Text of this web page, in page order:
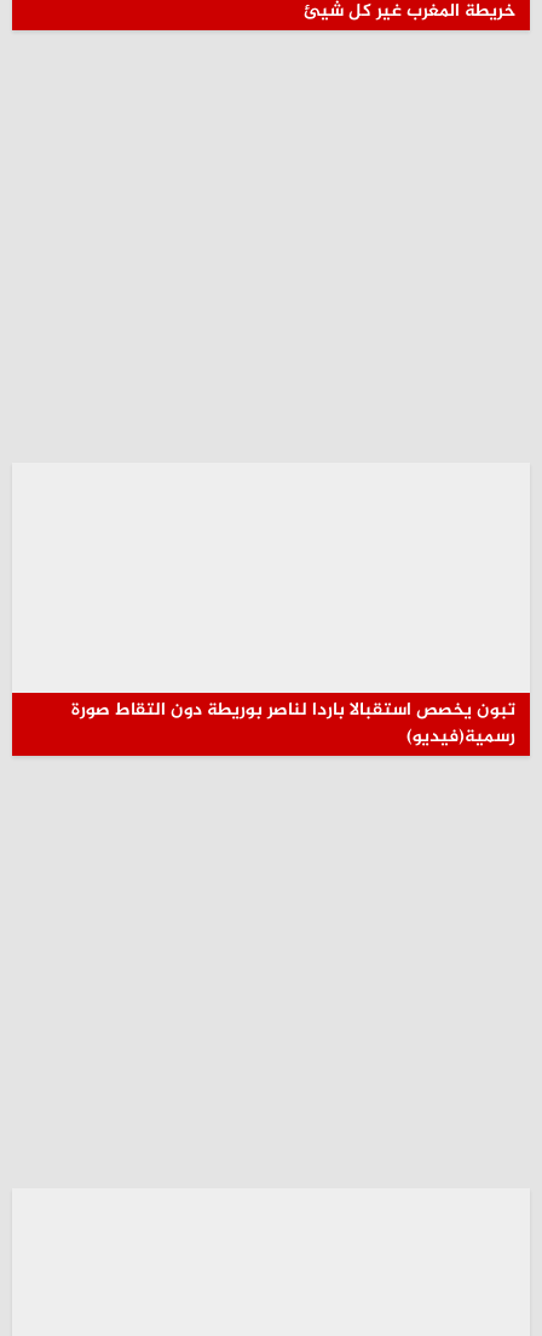
خريطة المغرب غير كل شيئ
تبون يخصص استقبالا باردا لناصر بوريطة دون التقاط صورة
رسمية(فيديو)